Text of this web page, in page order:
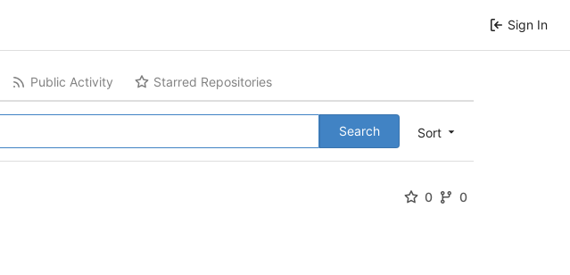
Sign In
Public Activity Starred Repositories
Sort
Search
0 0